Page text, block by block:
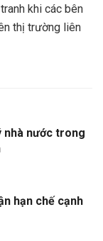
khi các bên
thị trường liên
nhà nước trong
hạn chế cạnh